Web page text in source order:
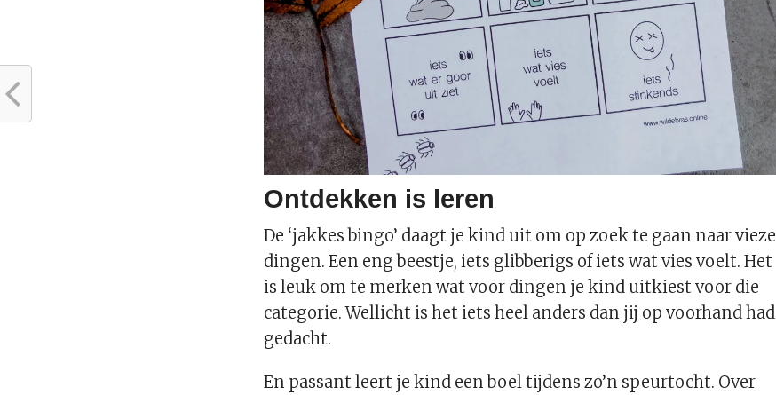
Ontdekken is leren
De ‘jakkes bingo’ daagt je kind uit om op zoek te gaan naar vieze
dingen. Een eng beestje, iets glibberigs of iets wat vies voelt. Het
is leuk om te merken wat voor dingen je kind uitkiest voor die
categorie. Wellicht is het iets heel anders dan jij op voorhand had
gedacht.
En passant leert je kind een boel tijdens zo’n speurtocht. Over